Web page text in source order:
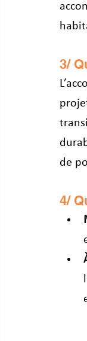
3/
de
4/